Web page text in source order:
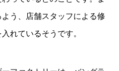
う、店舗スタッフによる修
れているそうです。